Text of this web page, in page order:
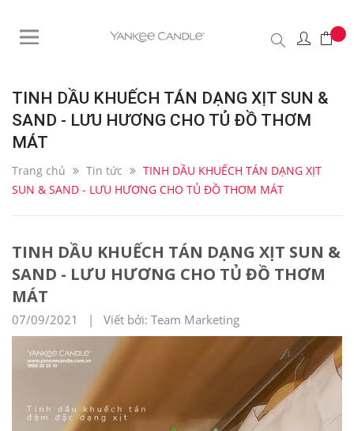
TINH DẦU KHUẾCH TÁN DẠNG XỊT SUN &
SAND - LƯU HƯƠNG CHO TỦ ĐỒ THƠM
MÁT
Trang chủ Tin tức
TINH DẦU KHUẾCH TÁN DẠNG XỊT
SUN & SAND - LƯU HƯƠNG CHO TỦ ĐỒ THƠM MÁT
TINH DẦU KHUẾCH TÁN DẠNG XỊT SUN &
SAND - LƯU HƯƠNG CHO TỦ ĐỒ THƠM
MÁT
07/09/2021 | Viết bởi: Team Marketing